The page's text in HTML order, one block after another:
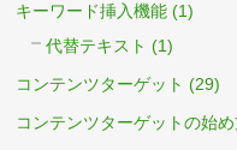
キーワード挿入機能 (1)
代替テキスト (1)
コンテンツターゲット (29)
コンテンツターゲットの始